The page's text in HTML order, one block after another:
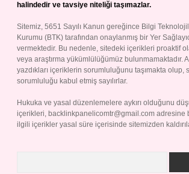
halindedir ve tavsiye niteliği taşımazlar.
Sitemiz, 5651 Sayılı Kanun gereğince Bilgi
Kurumu (BTK) tarafından onaylanmış bir Yer
vermektedir. Bu nedenle, sitedeki içerikleri proaktif
veya araştırma yükümlülüğümüz bulunmamaktadır.
yazdıkları içeriklerin sorumluluğunu taşımakta olup,
sorumluluğu kabul etmiş sayılırlar.
Hukuka ve yasal düzenlemelere aykırı olduğunu
içerikleri, backlinkpanelicomtr@gmail.com adresine
ilgili içerikler yasal süre içerisinde sitemizden